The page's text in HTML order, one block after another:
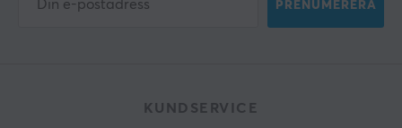
PRENUMERERA
KUNDSERVICE